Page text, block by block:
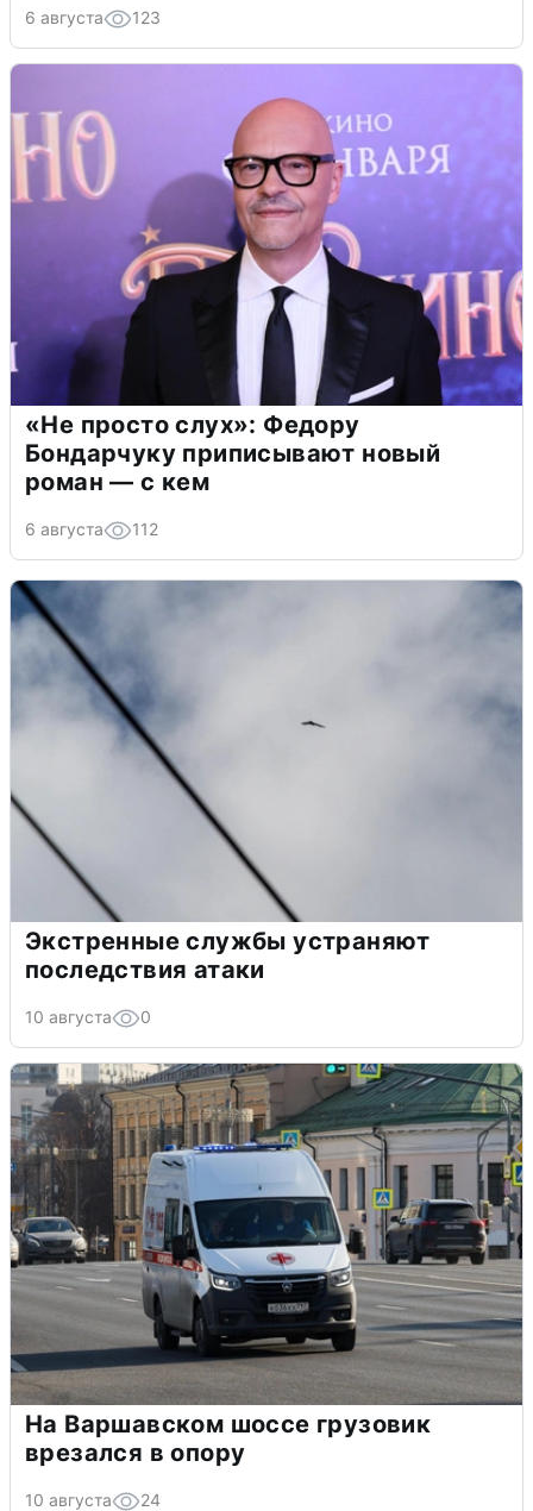
6 августа 123
«Не просто слух»: Федору
Бондарчуку приписывают новый
роман — с кем
6 августа 112
Экстренные службы устраняют
последствия атаки
10 августа 0
На Варшавском шоссе грузовик
врезался в опору
10 августа 24